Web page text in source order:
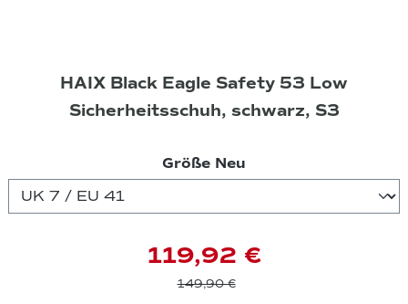
HAIX Black Eagle Safety 53 Low
Sicherheitsschuh, schwarz, S3
Größe Neu
119,92 €
149,90 €